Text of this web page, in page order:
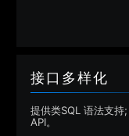
接口多样化
提供类SQL 语法支
API。